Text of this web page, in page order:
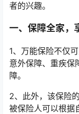
者的兴趣。
一、保障全家，
1、万能保险不仅
意外保障、重疾保
障。
2、此外，该保险
被保险人可以根据